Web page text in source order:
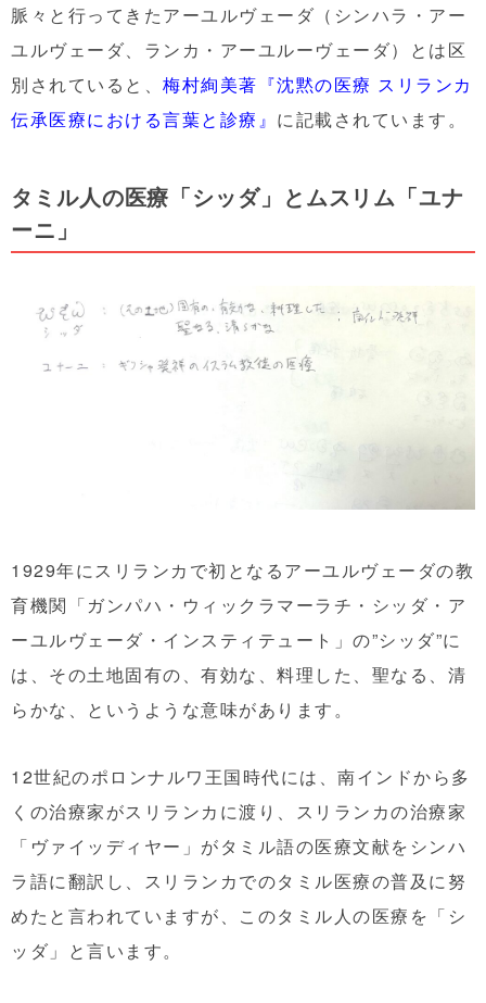
脈々と行ってきたアーユルヴェーダ（シンハラ・アー
ユルヴェーダ、ランカ・アーユルーヴェーダ）とは区
別されていると、 梅村絢美著『沈黙の医療 スリランカ
伝承医療における言葉と診療』 に記載されています。
タミル人の医療「シッダ」とムスリム「ユナ
ーニ」
1929年にスリランカで初となるアーユルヴェーダの教
育機関「ガンパハ・ウィックラマーラチ・シッダ・ア
ーユルヴェーダ・インスティテュート」の”シッダ”に
は、その土地固有の、有効な、料理した、聖なる、清
らかな、というような意味があります。
12世紀のポロンナルワ王国時代には、南インドから多
くの治療家がスリランカに渡り、スリランカの治療家
「ヴァイッディヤー」がタミル語の医療文献をシンハ
ラ語に翻訳し、スリランカでのタミル医療の普及に努
めたと言われていますが、このタミル人の医療を「シ
ッダ」と言います。